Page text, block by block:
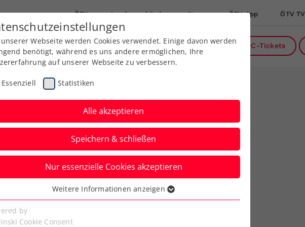
ÖTV Landesverbände News ÖTV App ÖTV TV
Ausbildung Services Über uns DC-Tickets
nach knapp 3
Webseite werden Cookies verwendet. Einige davon werden
benötigt, während es uns andere ermöglichen, Ihre
auf unserer Webseite zu verbessern.
Essenziell Statistiken
Alle akzeptieren
Speichern & schließen
Nur essenzielle Cookies akzeptieren
Cookies werden für grundlegende Funktionen der
benötigt. Dadurch ist gewährleistet, dass die Webseite
Weitere Informationen anzeigen
by
Cookie Consent